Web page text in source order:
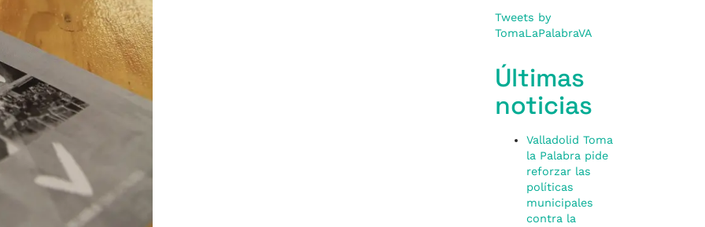
Tweets by
TomaLaPalabraVA
Últimas
noticias
Valladolid Toma
la Palabra pide
reforzar las
políticas
municipales
contra la